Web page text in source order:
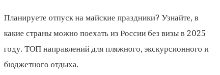
Планируете отпуск на майские праздники? Узнайте, в
какие страны можно поехать из России без визы в 2025
году. ТОП направлений для пляжного, экскурсионного и
бюджетного отдыха.